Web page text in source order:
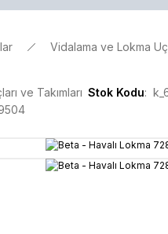
Vidalama ve Lokma
ve Takımları Stok Kodu